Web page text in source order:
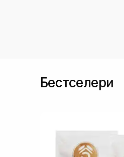
Бестселери